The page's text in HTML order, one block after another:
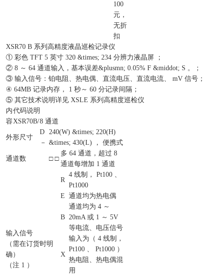
100
元，
无折
扣
XSR70 B 系列高精度液晶巡检记录仪
① 彩色 TFT 5 英寸 320 &times; 234 分辨力液晶屏 ；
② 8 ～ 64 通道输入，基本误差&plusmn; 0.05% F &middot; S 。；
③ 输入信号：铂电阻、热电偶、直流电压、直流电流、 mV 信号；
④ 64MB 记录内存， 1 秒～ 60 分记录间隔；
⑤ 其它技术说明详见 XSLE 系列高精度巡检仪
内
容
代码说明
XSR70B/8 通道
外形尺寸
D
－
240(W) &times; 220(H)
&times; 430(L) ， 便携式
通道数 □ □
多 64 通道，超过 8
通道每增加 1 通道
输入信号
（需在订货时明
确）
（注 1 ）
R
4 线制， Pt100 、
Pt1000
E 通道均为热电偶
B
通道均为 4 ～
20mA 或 1 ～ 5V
等电流、电压信号
X
输入为（ 4 线制，
Pt100 、 Pt1000 ）
热电阻、热电偶混
用